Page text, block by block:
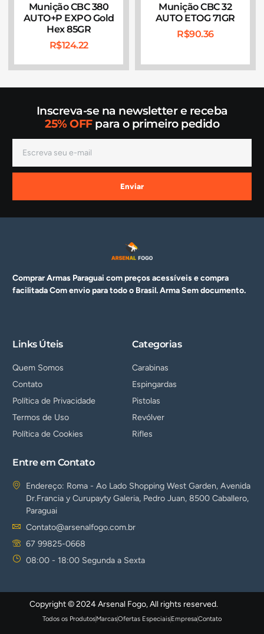
Munição CBC 380
AUTO+P EXPO Gold
Hex 85GR
R$124.22
Munição CBC 32
AUTO ETOG 71GR
R$90.36
Inscreva-se na newsletter e receba
25% OFFpara o primeiro pedido
Enviar
Comprar Armas Paraguai com preços acessíveis e compra
facilitada Com envio para todo o Brasil. ArmaSem documento.
Links Úteis
Quem Somos
Contato
Política de Privacidade
Termos de Uso
Política de Cookies
Categorias
Carabinas
Espingardas
Pistolas
Revólver
Rifles
Entre em Contato
Endereço: Roma - Ao Lado Shopping West Garden, Avenida
Dr.Francia y Curupayty Galeria, Pedro Juan, 8500 Caballero,
Paraguai
Contato@arsenalfogo.com.br
67 99825-0668
08:00 - 18:00 Segunda a Sexta
Copyright © 2024 Arsenal Fogo, All rights reserved.
Todos os ProdutosMarcasOfertas EspeciaisEmpresaContato